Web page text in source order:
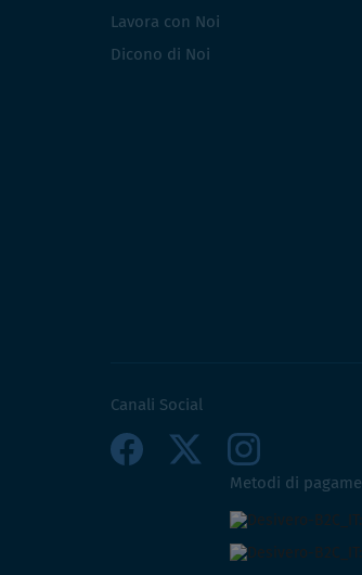
Lavora con Noi
Dicono di Noi
Canali Social
Metodi di